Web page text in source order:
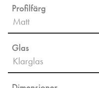
Profilfärg
Matt
Glas
Klarglas